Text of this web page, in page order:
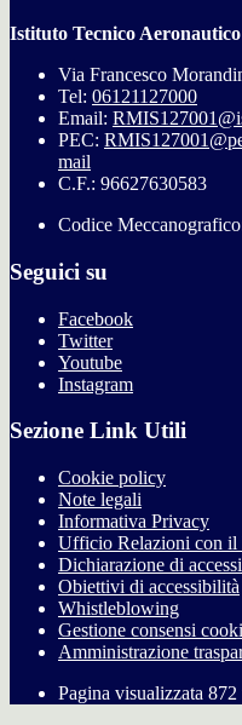
Istituto Tecnico
Via Francesco
Tel: 06121127000
Email:
PEC:
mail
C.F.: 96627630583
Codice
Seguici su
Facebook
Twitter
Youtube
Instagram
Sezione Link Utili
Cookie policy
Note legali
Informativa Privacy
Ufficio Relazioni con il
Dichiarazione di
Obiettivi di accessibilità
Whistleblowing
Gestione consensi
Amministrazione
Pagina visualizzata 872